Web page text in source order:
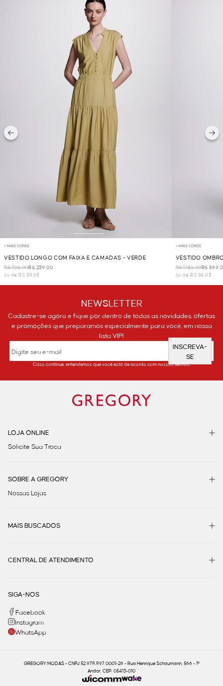
+ MAIS CORES
VESTIDO LONGO COM FAIXA E CAMADAS - VERDE
R$ 798,00R$ 239,00
6x de R$ 39,83
+ MAIS CORES
VESTIDO
R$ 1.138,00R$
6x de R$ 94,83
NEWSLETTER
Cadastre-se agora e fique por dentro de todas as novidades, ofertas
e promoções que preparamos especialmente para você, em nossa
lista VIP!
INSCREVA-
SE
Caso continue, entendemos que você está de acordo com nossos termos.
LOJA ONLINE
Solicite Sua Troca
SOBRE A GREGORY
Nossas Lojas
MAIS BUSCADOS
CENTRAL DE ATENDIMENTO
SIGA-NOS
Facebook
Instagram
WhatsApp
GREGORY MODAS - CNPJ 52.978.897.0001-26 - Rua Henrique Schaumann, 566 - 1º
Andar, CEP: 05413-010